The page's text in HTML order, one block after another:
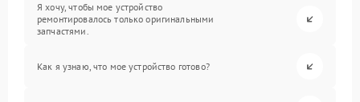
Я хочу, чтобы мое устройство
ремонтировалось только оригинальными
запчастями.
Как я узнаю, что мое устройство готово?